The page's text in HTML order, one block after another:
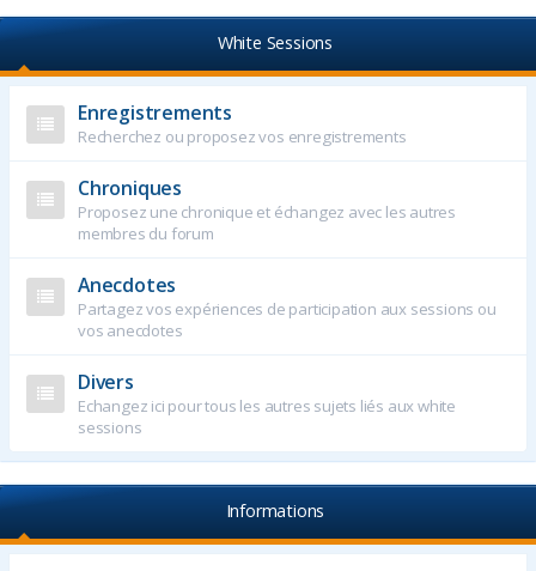
White Sessions
Enregistrements
Recherchez ou proposez vos enregistrements
Chroniques
Proposez une chronique et échangez avec les autres
membres du forum
Anecdotes
Partagez vos expériences de participation aux sessions ou
vos anecdotes
Divers
Echangez ici pour tous les autres sujets liés aux white
sessions
Informations